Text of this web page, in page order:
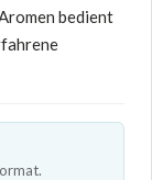
bedient